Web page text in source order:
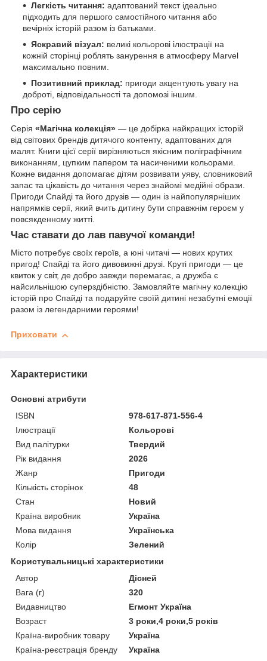
Легкість читання: адаптований текст ідеально
підходить для першого самостійного читання або
вечірніх історій разом із батьками.
Яскравий візуал: великі кольорові ілюстрації на
кожній сторінці роблять занурення в атмосферу Marvel
максимально повним.
Позитивний приклад: пригоди акцентують увагу на
доброті, відповідальності та допомозі іншим.
Про серію
Серія «Магічна колекція» — це добірка найкращих історій
від світових брендів дитячого контенту, адаптованих для
малят. Книги цієї серії вирізняються якісним поліграфічним
виконанням, цупким папером та насиченими кольорами.
Кожне видання допомагає дітям розвивати уяву, словниковий
запас та цікавість до читання через знайомі медійні образи.
Пригоди Спайді та його друзів — один із найпопулярніших
напрямків серії, який вчить дитину бути справжнім героєм у
повсякденному житті.
Час ставати до лав павучої команди!
Місто потребує своїх героїв, а юні читачі — нових крутих
пригод! Спайді та його дивовижні друзі. Круті пригоди — це
квиток у світ, де добро завжди перемагає, а дружба є
найсильнішою суперздібністю. Замовляйте магічну колекцію
історій про Спайді та подаруйте своїй дитині незабутні емоції
разом із легендарними героями!
Приховати
Характеристики
Основні атрибути
ISBN
978-617-871-556-4
Ілюстрації
Кольорові
Вид палітурки
Твердий
Рік видання
2026
Жанр
Пригоди
Кількість сторінок
48
Стан
Новий
Країна виробник
Україна
Мова видання
Українська
Колір
Зелений
Користувальницькі характеристики
Автор
Дісней
Вага (г)
320
Видавництво
Егмонт Україна
Возраст
3 роки,4 роки,5 років
Країна-виробник товару
Україна
Країна-реєстрація бренду
Україна